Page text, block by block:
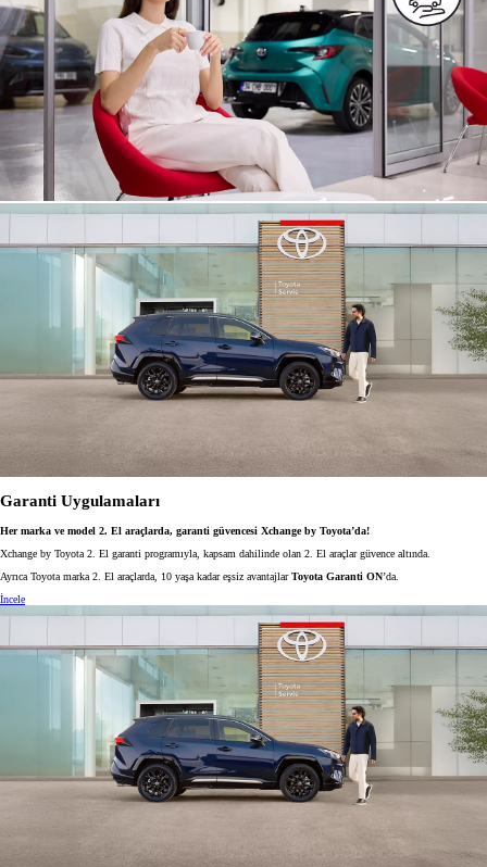
Garanti Uygulamaları
Her marka ve model 2. El araçlarda, garanti güvencesi Xchange by Toyota’da!
Xchange by Toyota 2. El garanti programıyla, kapsam dahilinde olan 2. El araçlar güvence altında.
Ayrıca Toyota marka 2. El araçlarda, 10 yaşa kadar eşsiz avantajlarToyota Garanti ON’da.
İncele